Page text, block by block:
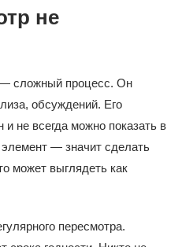
не
сложный процесс. Он
обсуждений. Его
и не всегда можно показать в
— значит сделать
может выглядеть как
пересмотра.